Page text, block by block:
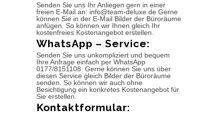
Senden Sie uns Ihr Anliegen gern in einer
freien E-Mail an: info@team-deluxe.de Gerne
können Sie in der E-Mail Bilder der Büroräume
anfügen. So können wir Ihnen gleich Ihr
kostenfreies Kostenangebot erstellen.
WhatsApp – Service:
Senden Sie uns unkompliziert und bequem
Ihre Anfrage einfach per WhatsApp
0177/8151108. Gerne können Sie uns über
diesen Service gleich Bilder der Büroräume
senden. So können wir auch ohne
Besichtigung ein konkretes Kostenangebot für
Sie erstellen.
Kontaktformular: